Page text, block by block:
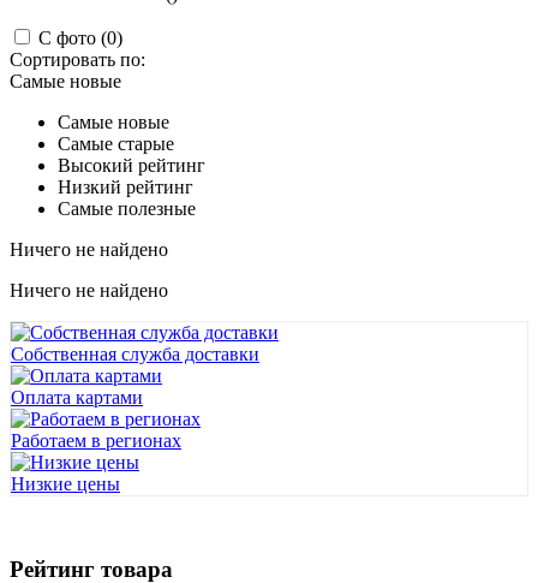
С фото (0)
Сортировать по:
Самые новые
Самые новые
Самые старые
Высокий рейтинг
Низкий рейтинг
Самые полезные
Ничего не найдено
Ничего не найдено
Собственная служба доставки
Оплата картами
Работаем в регионах
Низкие цены
Рейтинг товара